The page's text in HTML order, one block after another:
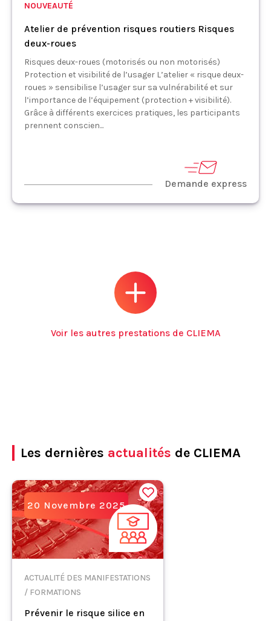
NOUVEAUTÉ
Atelier de prévention risques routiers Risques
deux-roues
Risques deux-roues (motorisés ou non motorisés)
Protection et visibilité de l’usager L’atelier « risque deux-
roues » sensibilise l’usager sur sa vulnérabilité et sur
l’importance de l’équipement (protection + visibilité).
Grâce à différents exercices pratiques, les participants
prennent conscien...
Demande express
Voir les autres prestations de CLIEMA
Les dernières actualités de CLIEMA
20 Novembre 2025
ACTUALITÉ DES MANIFESTATIONS
/ FORMATIONS
Prévenir le risque silice en